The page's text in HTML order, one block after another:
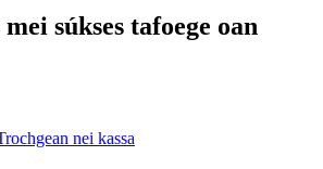
súkses tafoege oan
nei kassa